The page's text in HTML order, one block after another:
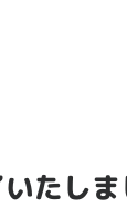
たしま